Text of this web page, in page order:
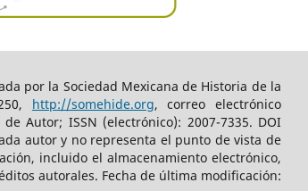
por la Sociedad Mexicana de Historia de la
http://somehide.org, correo electrónico
Autor; ISSN (electrónico): 2007-7335. DOI
autor y no representa el punto de vista de
incluido el almacenamiento electrónico,
autorales.​ Fecha de última modificación: